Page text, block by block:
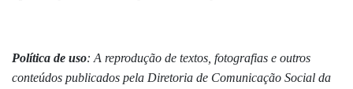
Política de uso: A reprodução de textos, fotografias e outros
conteúdos publicados pela Diretoria de Comunicação Social da